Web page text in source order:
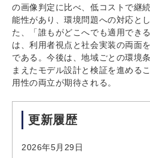
の画像判定に比べ、低コストで継
能性があり、環境問題への対応と
た、「誰もがどこへでも適用でき
は、利用者視点と社会実装の両面
である。今後は、地域ごとの環境
まえたモデル設計と検証を進める
用性の両立が期待される。
更新履歴
2026年5月29日